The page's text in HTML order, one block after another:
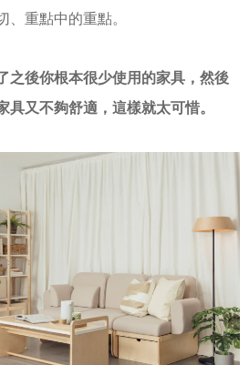
、重點中的重點。
之後你根本很少使用的家具，然後
具又不夠舒適，這樣就太可惜。